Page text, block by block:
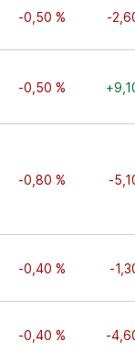
-0,50 % -
-0,50 %
-0,80 % -
-0,40 % -
-0,40 % -